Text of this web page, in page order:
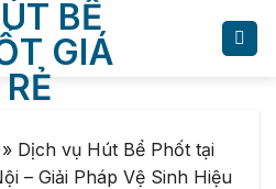
» Dịch vụ Hút Bể Phốt tại
– Giải Pháp Vệ Sinh Hiệu